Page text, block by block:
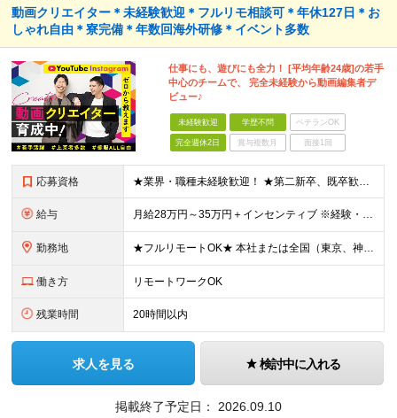
動画クリエイター＊未経験歓迎＊フルリモ相談可＊年休127日＊お
しゃれ自由＊寮完備＊年数回海外研修＊イベント多数
仕事にも、遊びにも全力！ [平均年齢24歳]の若手
中心のチームで、 完全未経験から動画編集者デ
ビュー♪
未経験歓迎 学歴不問 ベテランOK
完全週休2日 賞与複数月 面接1回
応募資格 ★業界・職種未経験歓迎！ ★第二新卒、既卒歓迎！ ★社会人未経験歓迎！ ■こんな方におススメ！ ―――――――――― ◎動画編集に興味がある方 ◎SNSやYouTubeをよく見る・好きな方 ◎クリ
給与 月給28万円～35万円＋インセンティブ ※経験・スキルなどを考慮のうえ、決定します。 ※時間外手当は別途全額支給します。 ＼目標＋αで1本担当するごとに5000円！／ ひと月の目標本数以上の動画
勤務地 ★フルリモートOK★ 本社または全国（東京、神奈川、千葉、埼玉、大阪）にあるオフィスの利用も可能です！ ＜本社住所＞ 東京都豊島区南池袋1-16-15リージャス5階 ＜大阪支社＞ 大阪府大阪市北区
働き方 リモートワークOK
残業時間 20時間以内
求人を見る 検討中に入れる
掲載終了予定日： 2026.09.10